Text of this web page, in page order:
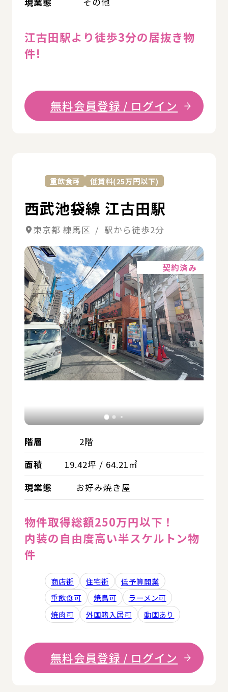
江古田駅より徒歩3分の居抜き物
件!
無料会員登録 / ログイン
重飲食可 低賃料(25万円以下)
西武池袋線 江古田駅
東京都 練馬区 / 駅から徒歩2分
契約済み
階層
2階
面積
19.42坪 / 64.21㎡
現業態
お好み焼き屋
物件取得総額250万円以下！
内装の自由度高い半スケルトン物
件
商店街 住宅街
低予算開業
重飲食可
焼鳥可
ラーメン可
焼肉可
外国籍入居可 動画あり
無料会員登録 / ログイン